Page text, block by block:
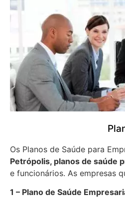
Os Planos de Saúde para
Petrópolis, planos de saúde
e funcionários. As empresas
1 – Plano de Saúde